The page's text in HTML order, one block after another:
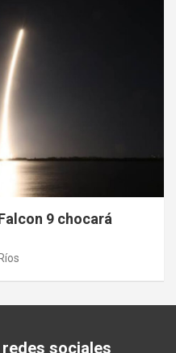
9 chocará
sociales